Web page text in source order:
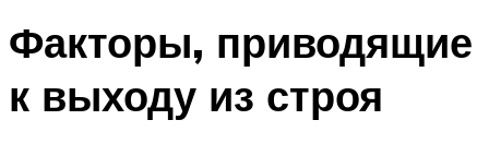
Факторы, приводящие
к выходу из строя